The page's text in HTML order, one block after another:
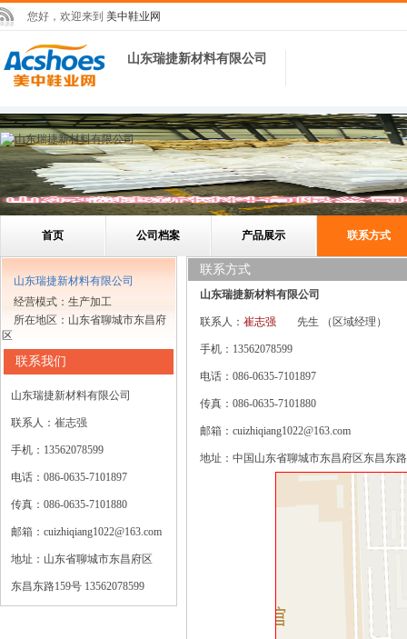
您好，欢迎来到 美中鞋业网
山东瑞捷新材料有限公司
首页 公司档案 产品展示 联系方式
山东瑞捷新材料有限公司
经营模式：生产加工
所在地区：山东省聊城市东昌府
区
联系我们
山东瑞捷新材料有限公司
联系人：崔志强
手机：13562078599
电话：086-0635-7101897
传真：086-0635-7101880
邮箱：cuizhiqiang1022@163.com
地址：山东省聊城市东昌府区
东昌东路159号 13562078599
联系方式
山东瑞捷新材料有限公司
联系人： 崔志强 先生 （区域经理）
手机：13562078599
电话：086-0635-7101897
传真：086-0635-7101880
邮箱：cuizhiqiang1022@163.com
地址：中国山东省聊城市东昌府区东昌东路